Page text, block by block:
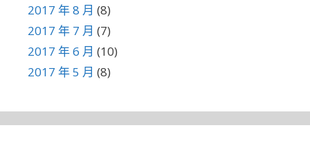
2017 年 8 月 (8)
2017 年 7 月 (7)
2017 年 6 月 (10)
2017 年 5 月 (8)